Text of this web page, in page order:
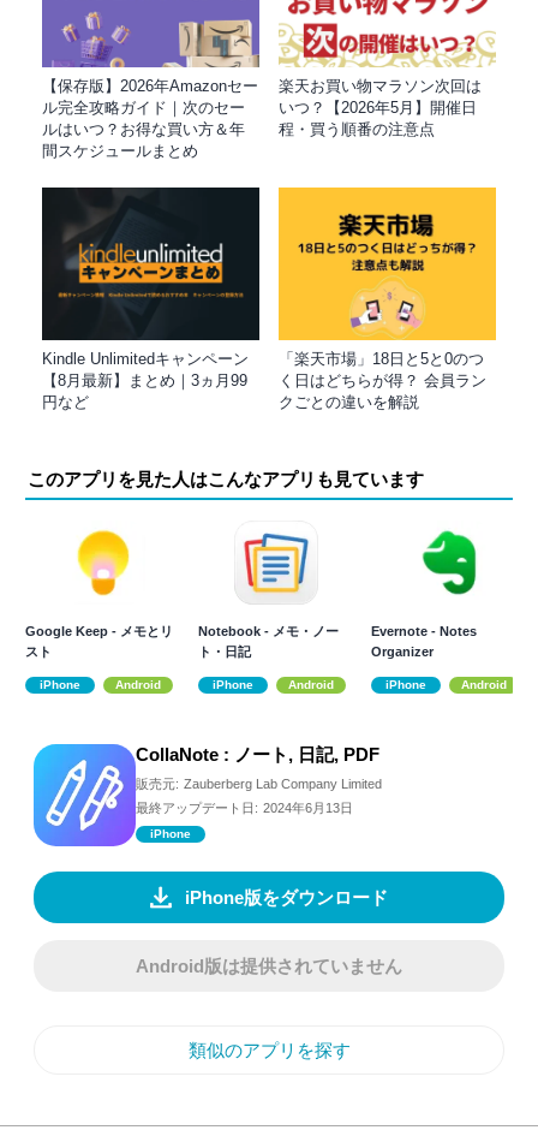
【保存版】2026年Amazonセー
ル完全攻略ガイド｜次のセー
ルはいつ？お得な買い方＆年
間スケジュールまとめ
楽天お買い物マラソン次回は
いつ？【2026年5月】開催日
程・買う順番の注意点
Kindle Unlimitedキャンペーン
【8月最新】まとめ｜3ヵ月99
円など
「楽天市場」18日と5と0のつ
く日はどちらが得？ 会員ラン
クごとの違いを解説
このアプリを見た人はこんなアプリも見ています
Google Keep - メモとリ
スト
iPhone Android
Notebook - メモ・ノー
ト・日記
iPhone Android
Evernote - Notes
Organizer
iPhone Android
CollaNote : ノート, 日記, PDF
販売元: Zauberberg Lab Company Limited
最終アップデート日: 2024年6月13日
iPhone
iPhone版をダウンロード
Android版は提供されていません
類似のアプリを探す